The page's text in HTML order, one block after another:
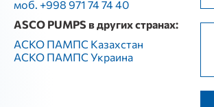
моб. +998 971 74 74 40
ASCO PUMPS в других странах:
АСКО ПАМПС Казахстан
АСКО ПАМПС Украина